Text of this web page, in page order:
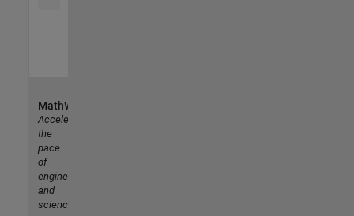
MathWorks
Accelerating
the
pace
of
engineering
and
science